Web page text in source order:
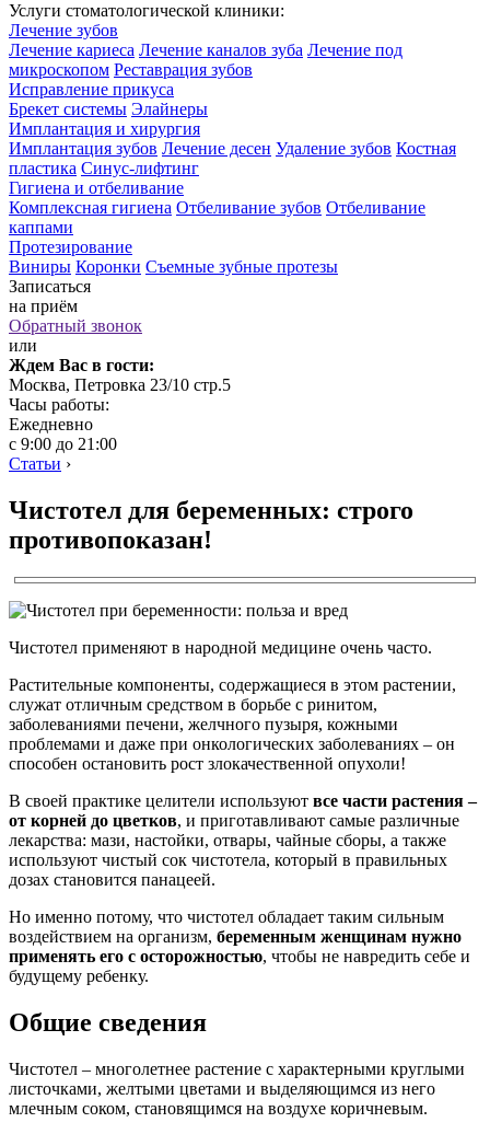
Услуги стоматологической клиники:
Лечение зубов
Лечение кариеса Лечение каналов зуба Лечение под
микроскопом Реставрация зубов
Исправление прикуса
Брекет системы Элайнеры
Имплантация и хирургия
Имплантация зубов Лечение десен Удаление зубов Костная
пластика Синус-лифтинг
Гигиена и отбеливание
Комплексная гигиена Отбеливание зубов Отбеливание
каппами
Протезирование
Виниры Коронки Съемные зубные протезы
Записаться
на приём
Обратный звонок
или
Ждем Вас в гости:
Москва, Петровка 23/10 стр.5
Часы работы:
Ежедневно
с 9:00 до 21:00
Статьи ›
Чистотел для беременных: строго
противопоказан!
Чистотел применяют в народной медицине очень часто.
Растительные компоненты, содержащиеся в этом растении,
служат отличным средством в борьбе с ринитом,
заболеваниями печени, желчного пузыря, кожными
проблемами и даже при онкологических заболеваниях – он
способен остановить рост злокачественной опухоли!
В своей практике целители используют все части растения –
от корней до цветков, и приготавливают самые различные
лекарства: мази, настойки, отвары, чайные сборы, а также
используют чистый сок чистотела, который в правильных
дозах становится панацеей.
Но именно потому, что чистотел обладает таким сильным
воздействием на организм, беременным женщинам нужно
применять его с осторожностью, чтобы не навредить себе и
будущему ребенку.
Общие сведения
Чистотел – многолетнее растение с характерными круглыми
листочками, желтыми цветами и выделяющимся из него
млечным соком, становящимся на воздухе коричневым.